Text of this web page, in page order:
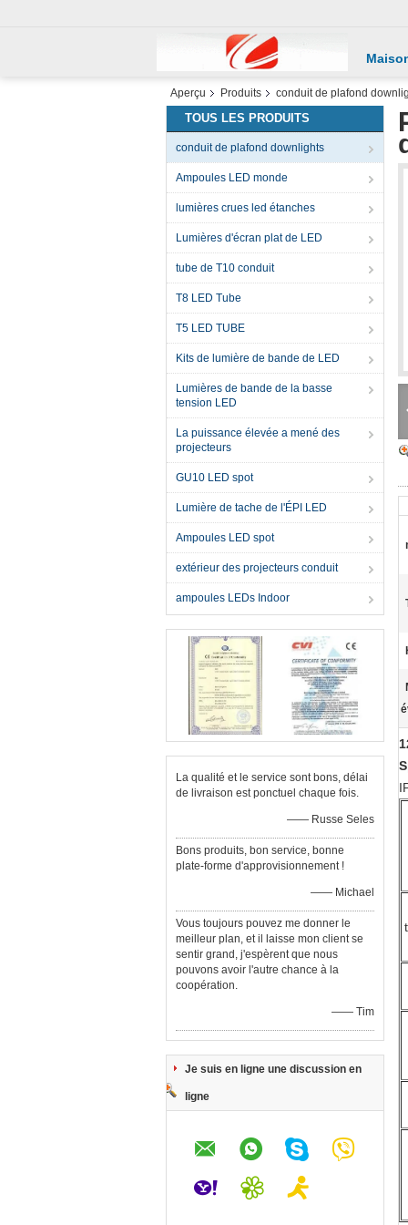
Aperçu Produits conduit de plafond
TOUS LES PRODUITS
conduit de plafond downlights
Ampoules LED monde
lumières crues led étanches
Lumières d'écran plat de LED
tube de T10 conduit
T8 LED Tube
T5 LED TUBE
Kits de lumière de bande de LED
Lumières de bande de la basse
tension LED
La puissance élevée a mené des
projecteurs
GU10 LED spot
Lumière de tache de l'ÉPI LED
Ampoules LED spot
extérieur des projecteurs conduit
ampoules LEDs Indoor
La qualité et le service sont bons, délai
de livraison est ponctuel chaque fois.
—— Russe Seles
Bons produits, bon service, bonne
plate-forme d'approvisionnement !
—— Michael
Vous toujours pouvez me donner le
meilleur plan, et il laisse mon client se
sentir grand, j'espèrent que nous
pouvons avoir l'autre chance à la
coopération.
—— Tim
Je suis en ligne une discussion en
ligne